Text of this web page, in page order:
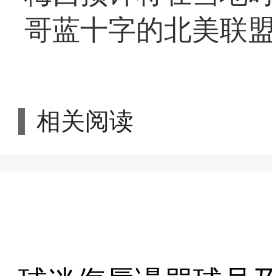
哥蓝十字的北美联
相关阅读